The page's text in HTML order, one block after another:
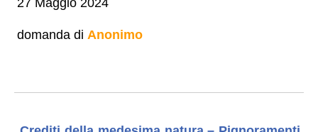
domanda di Anonimo